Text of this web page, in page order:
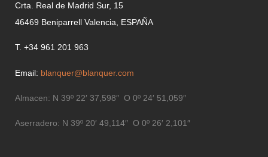
Crta. Real de Madrid Sur, 15
46469 Beniparrell Valencia, ESPAÑA
T. +34 961 201 963
Email: blanquer@blanquer.com
Almacen: N 39º 22′ 37,598″ O 0º 24′ 51,059″
Aserradero: N 39º 20′ 49,114″ O 0º 26′ 2,101″